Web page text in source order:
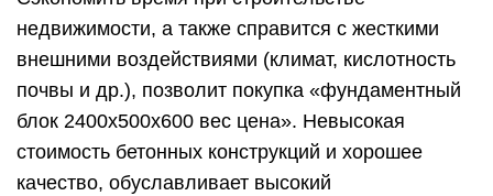
недвижимости, а также справится с жесткими
внешними воздействиями (климат, кислотность
почвы и др.), позволит покупка «фундаментный
блок 2400х500х600 вес цена». Невысокая
стоимость бетонных конструкций и хорошее
качество, обуславливает высокий